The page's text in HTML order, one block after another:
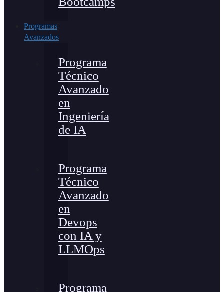
Programas
Avanzados
Programa
Técnico
Avanzado
en
Ingeniería
de IA
Programa
Técnico
Avanzado
en
Devops
con IA y
LLMOps
Programa